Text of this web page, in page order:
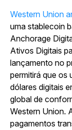
Western Union
uma stablecoin
Anchorage
Ativos Digitais
lançamento no
permitirá que os
dólares digitais
global de
Western Union.
pagamentos